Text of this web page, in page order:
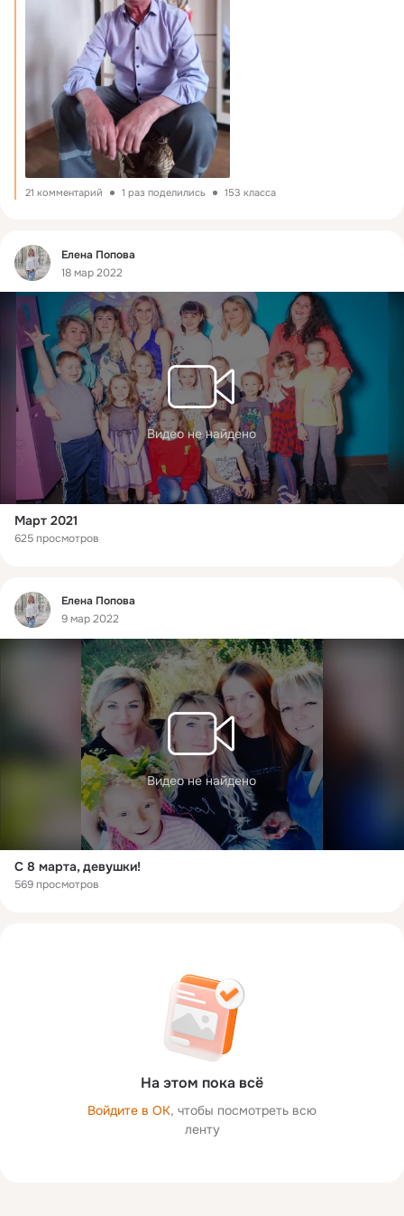
21 комментарий 1 раз поделились 153 класса
Фид
Елена Попова
18 мар 2022
Видео не найдено
Март 2021
625 просмотров
Фид
Елена Попова
9 мар 2022
Видео не найдено
С 8 марта, девушки!
569 просмотров
На этом пока всё
Войдите в ОК, чтобы посмотреть всю
ленту